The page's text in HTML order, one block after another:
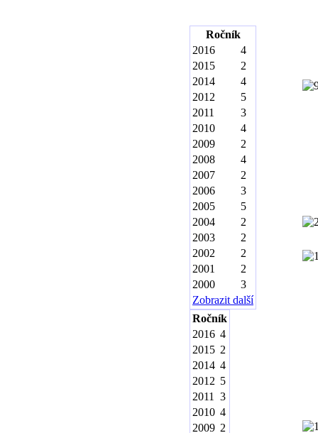
Ročník
2016
4
2015
2
2014
4
2012
5
2011
3
2010
4
2009
2
2008
4
2007
2
2006
3
2005
5
2004
2
2003
2
2002
2
2001
2
2000
3
Zobrazit další
Ročník
2016 4
2015 2
2014 4
2012 5
2011
3
2010 4
2009 2